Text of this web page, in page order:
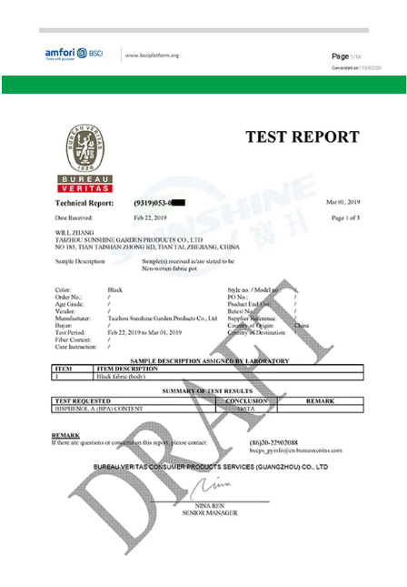
que puedan dañar la madera. Esto hace que el
acero sea una mejor opción para áreas con alta
actividad de plagas. Seguridad: El acero es un
material más resistente que la madera, lo que hace
que los cobertizos de acero sean más seguros. Es
más difícil para los intrusos entrar en un cobertizo
de acero, lo que ofrece una mejor protección para
herramientas y equipos valiosos. Ventajas de un
cobertizo de almacenamiento de madera Atractivo
estético: los cobertizos de madera suelen tener una
apariencia más tradicional y rústica, que muchos
propietarios prefieren por razones estéticas. Un
cobertizo de madera bien diseñado puede
integrarse maravillosamente en un jardín o patio
trasero. Personalización: La madera ofrece más
flexibilidad a la hora de personalizarla. Los
propietarios pueden pintar, teñir o agregar